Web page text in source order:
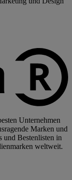
Unternehmen
Marken und
Bestenlisten in
weltweit.